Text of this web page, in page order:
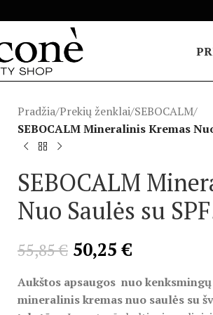
Pradžia/Prekių ženklai/SEBOCALM/
SEBOCALM Mineralinis Kremas
SEBOCALM
Nuo Saulės su
55,85€ 50,25€
Aukštos apsaugos nuo
mineralinis kremas nuo saulės su